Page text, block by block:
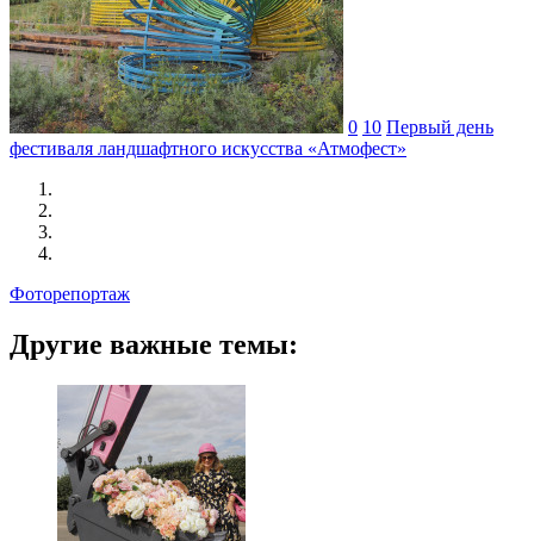
0 10 Первый день
фестиваля ландшафтного искусства «Атмофест»
Фоторепортаж
Другие важные темы: